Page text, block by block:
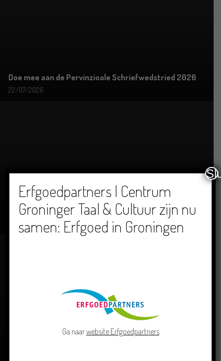
Doe mee aan de Pervinzioale Schriefwedstried 2026
22/07/2026
Dichters in de Prinsentuin: Verslag Zomor Wat
Ommaans
29/06/2026
Crowdfunding voor bijzonder kinderboek met
Erfgoedpartners | Centrum
Groninger Taal & Cultuur zijn nu
samen: Erfgoed in Groningen
Ga naarwebsite Erfgoedpartners